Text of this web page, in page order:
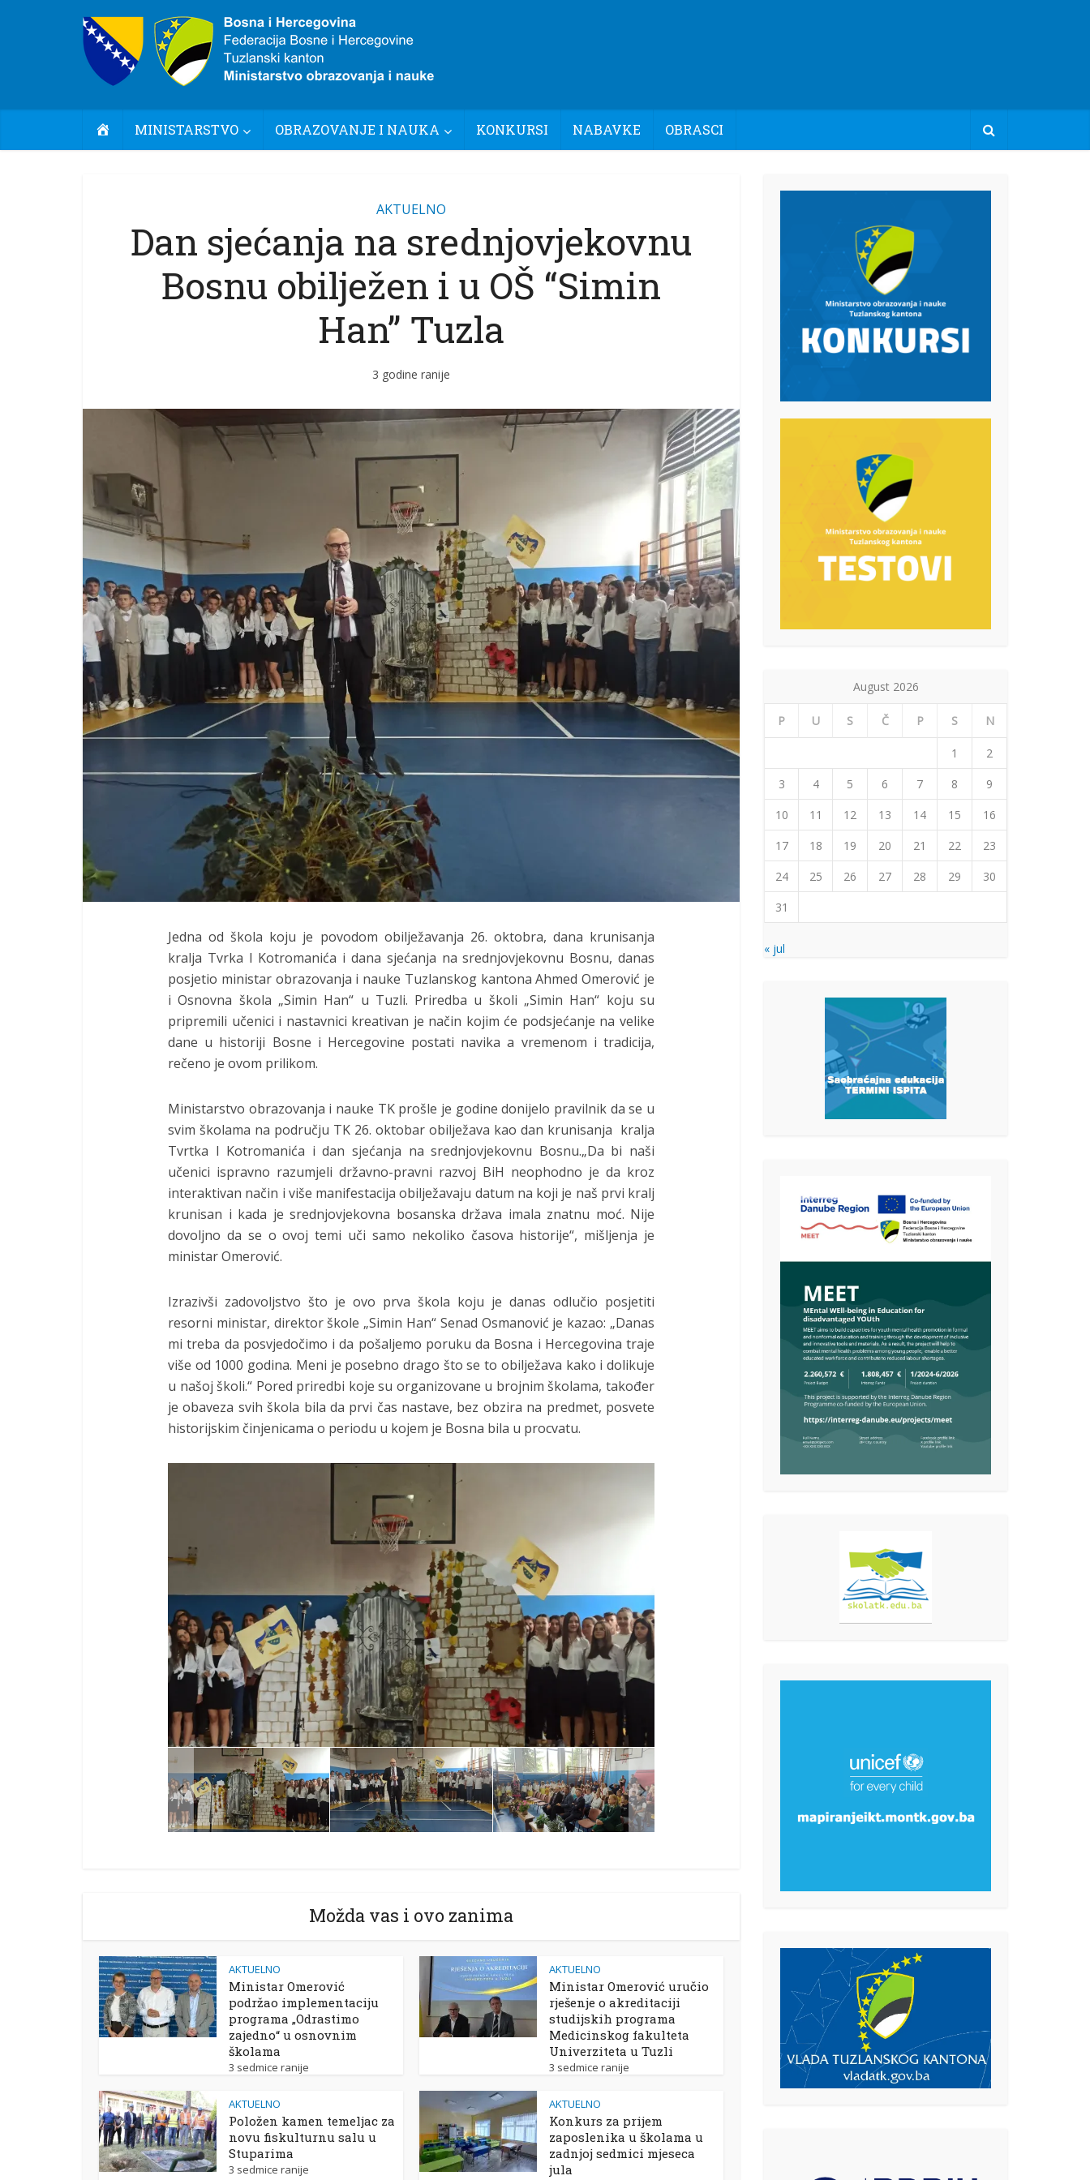
POČETNA
MINISTARSTVO OBRAZOVANJE I NAUKA KONKURSI NABAVKE OBRASCI
AKTUELNO
Dan sjećanja na srednjovjekovnu
Bosnu obilježen i u OŠ “Simin
Han” Tuzla
3 godine ranije
Jedna od škola koju je povodom obilježavanja 26. oktobra, dana krunisanja
kralja Tvrka I Kotromanića i dana sjećanja na srednjovjekovnu Bosnu, danas
posjetio ministar obrazovanja i nauke Tuzlanskog kantona Ahmed Omerović je
i Osnovna škola „Simin Han“ u Tuzli. Priredba u školi „Simin Han“ koju su
pripremili učenici i nastavnici kreativan je način kojim će podsjećanje na velike
dane u historiji Bosne i Hercegovine postati navika a vremenom i tradicija,
rečeno je ovom prilikom.
Ministarstvo obrazovanja i nauke TK prošle je godine donijelo pravilnik da se u
svim školama na području TK 26. oktobar obilježava kao dan krunisanja kralja
Tvrtka I Kotromanića i dan sjećanja na srednjovjekovnu Bosnu.„Da bi naši
učenici ispravno razumjeli državno-pravni razvoj BiH neophodno je da kroz
interaktivan način i više manifestacija obilježavaju datum na koji je naš prvi kralj
krunisan i kada je srednjovjekovna bosanska država imala znatnu moć. Nije
dovoljno da se o ovoj temi uči samo nekoliko časova historije“, mišljenja je
ministar Omerović.
Izrazivši zadovoljstvo što je ovo prva škola koju je danas odlučio posjetiti
resorni ministar, direktor škole „Simin Han“ Senad Osmanović je kazao: „Danas
mi treba da posvjedočimo i da pošaljemo poruku da Bosna i Hercegovina traje
više od 1000 godina. Meni je posebno drago što se to obilježava kako i dolikuje
u našoj školi.“ Pored priredbi koje su organizovane u brojnim školama, također
je obaveza svih škola bila da prvi čas nastave, bez obzira na predmet, posvete
historijskim činjenicama o periodu u kojem je Bosna bila u procvatu.
Možda vas i ovo zanima
AKTUELNO
Ministar Omerović
podržao implementaciju
programa „Odrastimo
zajedno“ u osnovnim
školama
3 sedmice ranije
AKTUELNO
Ministar Omerović uručio
rješenje o akreditaciji
studijskih programa
Medicinskog fakulteta
Univerziteta u Tuzli
3 sedmice ranije
AKTUELNO
Položen kamen temeljac za
novu fiskulturnu salu u
Stuparima
3 sedmice ranije
AKTUELNO
Konkurs za prijem
zaposlenika u školama u
zadnjoj sedmici mjeseca
jula
August 2026
P U S Č P S N
1
2
3
4 5 6 7 8
9
10
11 12 13 14 15
16
17
18 19 20 21 22
23
24
25 26 27 28 29
30
31
« jul